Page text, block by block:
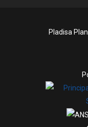
Pladisa